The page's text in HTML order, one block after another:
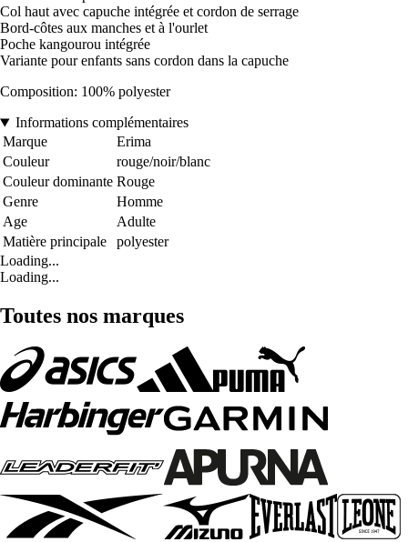
Col haut avec capuche intégrée et cordon de serrage
Bord-côtes aux manches et à l'ourlet
Poche kangourou intégrée
Variante pour enfants sans cordon dans la capuche
Composition: 100% polyester
Informations complémentaires
Marque
Erima
Couleur
rouge/noir/blanc
Couleur dominante Rouge
Genre
Homme
Age
Adulte
Matière principale
polyester
Loading...
Loading...
Toutes nos marques